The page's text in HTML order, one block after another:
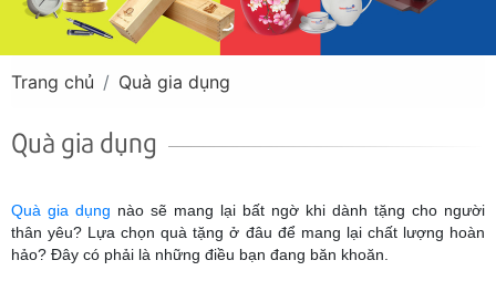
Trang chủ Quà gia dụng
Quà gia dụng
Quà gia dụng nào sẽ mang lại bất ngờ khi dành tặng cho người
thân yêu? Lựa chọn quà tặng ở đâu để mang lại chất lượng hoàn
hảo? Đây có phải là những điều bạn đang băn khoăn.